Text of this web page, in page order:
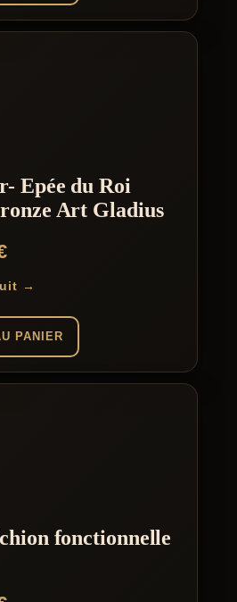
Epée du Roi
Art Gladius
→
PANIER
fonctionnelle